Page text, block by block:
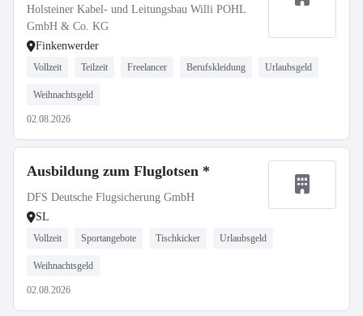
Holsteiner Kabel- und Leitungsbau Willi POHL
GmbH & Co. KG
Finkenwerder
Vollzeit Teilzeit Freelancer Berufskleidung Urlaubsgeld
Weihnachtsgeld
02.08.2026
Ausbildung zum Fluglotsen *
DFS Deutsche Flugsicherung GmbH
SL
Vollzeit Sportangebote Tischkicker Urlaubsgeld
Weihnachtsgeld
02.08.2026